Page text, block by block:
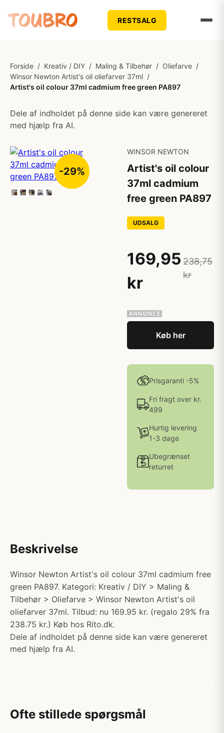
RESTSALG
Forside / Kreativ / DIY / Maling & Tilbehør / Oliefarve /
Winsor Newton Artist's oil oliefarver 37ml /
Artist's oil colour 37ml cadmium free green PA897
Dele af indholdet på denne side kan være genereret
med hjælp fra AI.
-29%
WINSOR NEWTON
Artist's oil colour
37ml cadmium
free green PA897
UDSALG
169,95
kr
238,75
kr
Køb her
Prisgaranti -5%
Fri fragt over kr.
499
Hurtig levering
1-3 dage
Ubegrænset
returret
Beskrivelse
Winsor Newton Artist's oil colour 37ml cadmium free
green PA897. Kategori: Kreativ / DIY > Maling &
Tilbehør > Oliefarve > Winsor Newton Artist's oil
oliefarver 37ml. Tilbud: nu 169.95 kr. (regalo 29% fra
238.75 kr.) Køb hos Rito.dk.
Dele af indholdet på denne side kan være genereret
med hjælp fra AI.
Ofte stillede spørgsmål